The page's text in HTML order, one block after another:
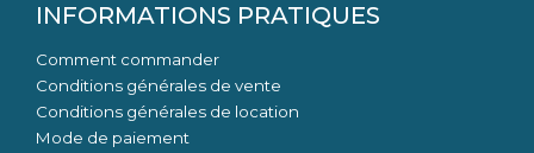
INFORMATIONS PRATIQUES
Comment commander
Conditions générales de vente
Conditions générales de location
Mode de paiement